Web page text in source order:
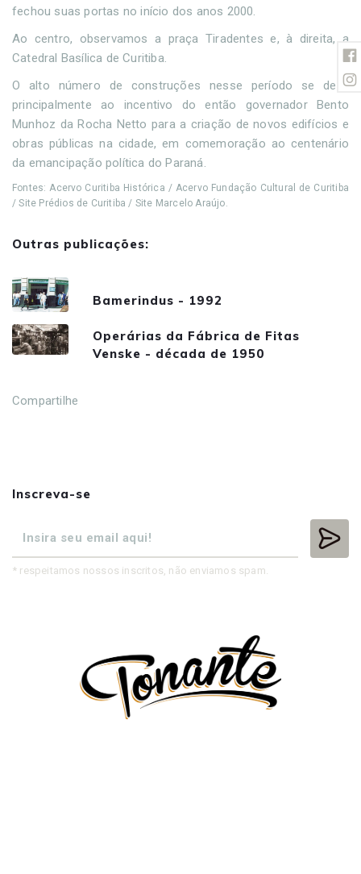
fechou suas portas no início dos anos 2000.
Ao centro, observamos a praça Tiradentes e, à direita, a
Catedral Basílica de Curitiba.
O alto número de construções nesse período se deve
principalmente ao incentivo do então governador Bento
Munhoz da Rocha Netto para a criação de novos edifícios e
obras públicas na cidade, em comemoração ao centenário
da emancipação política do Paraná.
Fontes: Acervo Curitiba Histórica / Acervo Fundação Cultural de Curitiba
/ Site Prédios de Curitiba / Site Marcelo Araújo.
Outras publicações:
Bamerindus - 1992
Operárias da Fábrica de Fitas
Venske - década de 1950
Compartilhe
Inscreva-se
* respeitamos nossos inscritos, não enviamos spam.